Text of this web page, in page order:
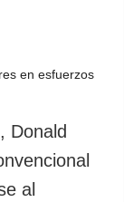
Donald
al